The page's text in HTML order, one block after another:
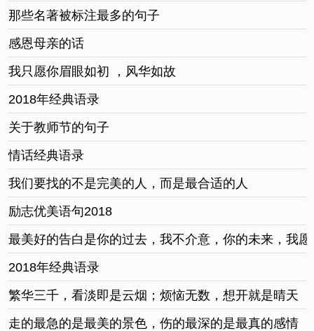
那些名著被标注最多的句子
感恩母亲的话
我只愿你眉眼如初 ，风华如故
2018年经典语录
关于教师节的句子
情话经典语录
我们要找的不是完美的人，而是最合适的人
励志优美语句2018
最美好的告白是你的过去，我不介意，你的未来，我愿
2018年经典语录
繁华三千，看淡即是云烟；烦恼无数，想开就是晴天
走的最急的是最美的景色，伤的最深的是最真的感情